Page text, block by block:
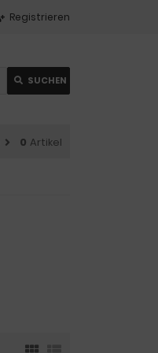
Registrieren
SUCHEN
0 Artikel